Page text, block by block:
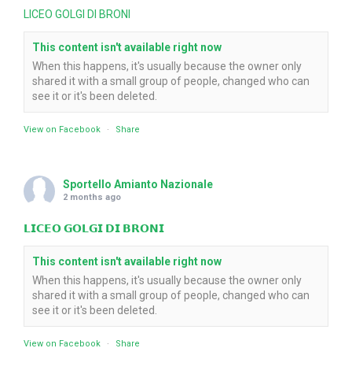
LICEO GOLGI DI BRONI
This content isn't available right now
When this happens, it's usually because the owner only
shared it with a small group of people, changed who can
see it or it's been deleted.
View on Facebook · Share
Sportello Amianto Nazionale
2 months ago
𝗟𝗜𝗖𝗘𝗢 𝗚𝗢𝗟𝗚𝗜 𝗗𝗜 𝗕𝗥𝗢𝗡𝗜
This content isn't available right now
When this happens, it's usually because the owner only
shared it with a small group of people, changed who can
see it or it's been deleted.
View on Facebook · Share